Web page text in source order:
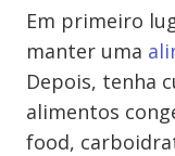
Em primeiro
manter uma
Depois, tenha
alimentos
food,